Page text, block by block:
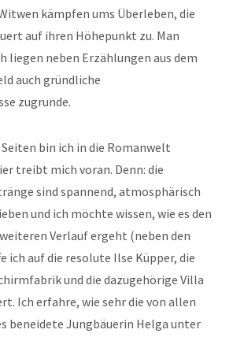
kämpfen ums Überleben, die
auf ihren Höhepunkt zu. Man
liegen neben Erzählungen aus dem
auch gründliche
zugrunde.
bin ich in die Romanwelt
treibt mich voran. Denn: die
sind spannend, atmosphärisch
und ich möchte wissen, wie es den
Verlauf ergeht (neben den
ich auf die resolute Ilse Küpper, die
und die dazugehörige Villa
Ich erfahre, wie sehr die von allen
beneidete Jungbäuerin Helga unter